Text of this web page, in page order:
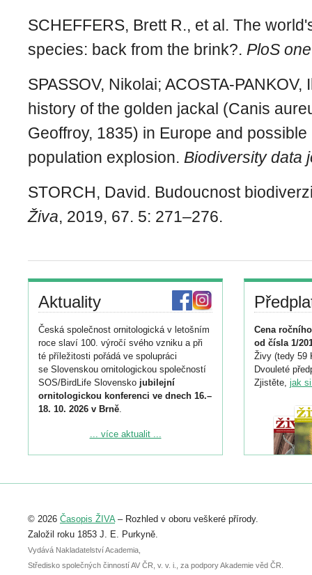
SCHEFFERS, Brett R., et al. The
species: back from the brink?. PloS one
SPASSOV, Nikolai; ACOSTA-PANKOV,
history of the golden jackal (Canis
Geoffroy, 1835) in Europe and
population explosion. Biodiversity data
STORCH, David. Budoucnost
Živa, 2019, 67. 5: 271–276.
Aktuality
Česká společnost ornitologická v letošním
roce slaví 100. výročí svého vzniku a při
té příležitosti pořádá ve spolupráci
se Slovenskou ornitologickou společností
SOS/BirdLife Slovensko jubilejní
ornitologickou konferenci ve dnech 16.–
18. 10. 2026 v Brně.
Podrobnější informace ke konferenci
Registrovat se můžete do 6. září.
abstraktu přihlášené přednášky nebo
posteru je už 30. června.
... více aktualit ...
Cena
od čísla 1/
Živy (tedy 59
Dvouleté
Zjistěte, jak
© 2026 Časopis ŽIVA– Rozhled v oboru veškeré přírody.
Založil roku 1853 J. E. Purkyně.
Vydává Nakladatelství Academia,
Středisko společných činností AV ČR, v. v. i., za podpory Akademie věd ČR.